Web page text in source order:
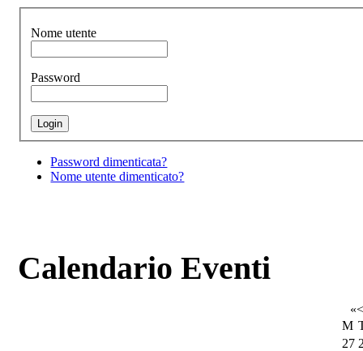
Nome utente
Password
Password dimenticata?
Nome utente dimenticato?
Calendario Eventi
«<
M
27